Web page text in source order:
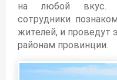
на любой вкус.
сотрудники
жителей, и проведут
районам провинции.